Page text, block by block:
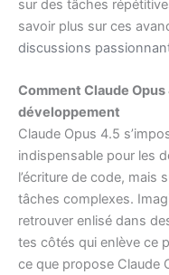
sur des tâches
savoir plus sur ces
discussions
Comment Claude
développement
Claude Opus 4.5
indispensable pour les
l’écriture de code, mais
tâches complexes.
retrouver enlisé dans
tes côtés qui enlève ce
ce que propose Claude